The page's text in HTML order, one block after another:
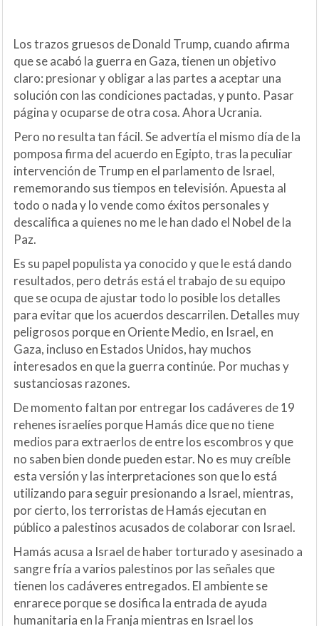
Los trazos gruesos de Donald Trump, cuando afirma
que se acabó la guerra en Gaza, tienen un objetivo
claro: presionar y obligar a las partes a aceptar una
solución con las condiciones pactadas, y punto. Pasar
página y ocuparse de otra cosa. Ahora Ucrania.
Pero no resulta tan fácil. Se advertía el mismo día de la
pomposa firma del acuerdo en Egipto, tras la peculiar
intervención de Trump en el parlamento de Israel,
rememorando sus tiempos en televisión. Apuesta al
todo o nada y lo vende como éxitos personales y
descalifica a quienes no me le han dado el Nobel de la
Paz.
Es su papel populista ya conocido y que le está dando
resultados, pero detrás está el trabajo de su equipo
que se ocupa de ajustar todo lo posible los detalles
para evitar que los acuerdos descarrilen. Detalles muy
peligrosos porque en Oriente Medio, en Israel, en
Gaza, incluso en Estados Unidos, hay muchos
interesados en que la guerra continúe. Por muchas y
sustanciosas razones.
De momento faltan por entregar los cadáveres de 19
rehenes israelíes porque Hamás dice que no tiene
medios para extraerlos de entre los escombros y que
no saben bien donde pueden estar. No es muy creíble
esta versión y las interpretaciones son que lo está
utilizando para seguir presionando a Israel, mientras,
por cierto, los terroristas de Hamás ejecutan en
público a palestinos acusados de colaborar con Israel.
Hamás acusa a Israel de haber torturado y asesinado a
sangre fría a varios palestinos por las señales que
tienen los cadáveres entregados. El ambiente se
enrarece porque se dosifica la entrada de ayuda
humanitaria en la Franja mientras en Israel los